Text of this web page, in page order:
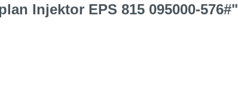
Injektor EPS 815 095000-576#"